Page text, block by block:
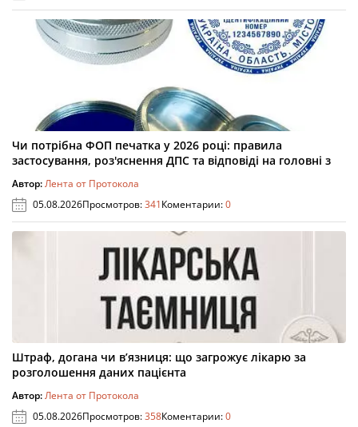
Чи потрібна ФОП печатка у 2026 році: правила
застосування, роз'яснення ДПС та відповіді на головні з
Автор:Лента от Протокола
05.08.2026Просмотров:341Коментарии:0
Штраф, догана чи в’язниця: що загрожує лікарю за
розголошення даних пацієнта
Автор:Лента от Протокола
05.08.2026Просмотров:358Коментарии:0